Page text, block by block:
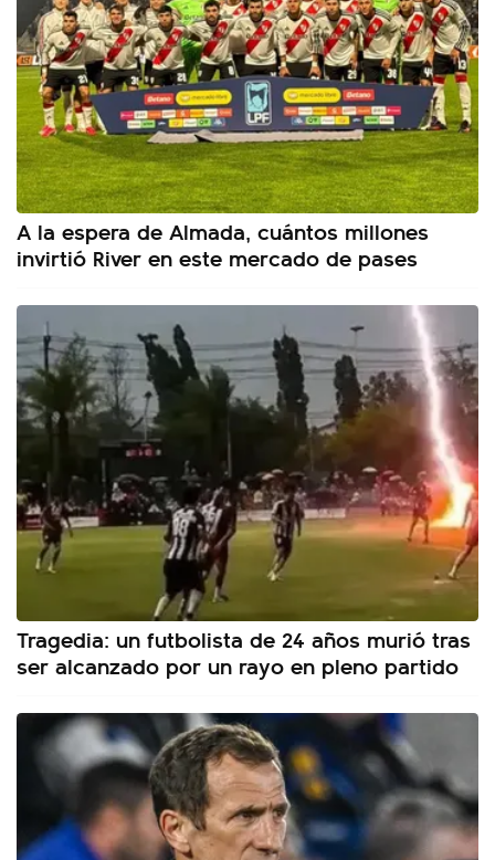
A la espera de Almada, cuántos millones
invirtió River en este mercado de pases
Tragedia: un futbolista de 24 años murió tras
ser alcanzado por un rayo en pleno partido